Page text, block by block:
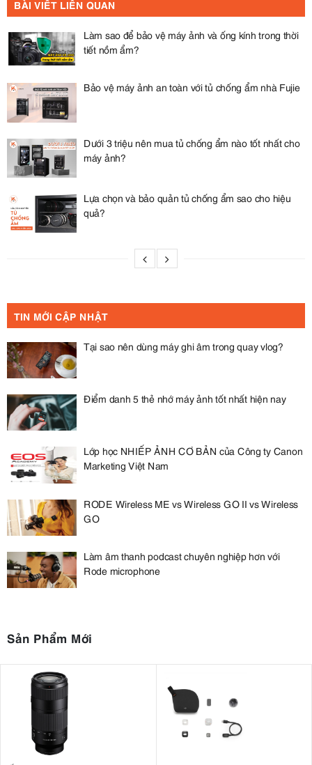
BÀI VIẾT LIÊN QUAN
Làm sao để bảo vệ máy ảnh và ống kính trong thời
tiết nồm ẩm?
Bảo vệ máy ảnh an toàn với tủ chống ẩm nhà Fujie
Dưới 3 triệu nên mua tủ chống ẩm nào tốt nhất cho
máy ảnh?
Lựa chọn và bảo quản tủ chống ẩm sao cho hiệu
quả?
TIN MỚI CẬP NHẬT
Tại sao nên dùng máy ghi âm trong quay vlog?
Điểm danh 5 thẻ nhớ máy ảnh tốt nhất hiện nay
Lớp học NHIẾP ẢNH CƠ BẢN của Công ty Canon
Marketing Việt Nam
RODE Wireless ME vs Wireless GO II vs Wireless
GO
Làm âm thanh podcast chuyên nghiệp hơn với
Rode microphone
Sản Phẩm Mới